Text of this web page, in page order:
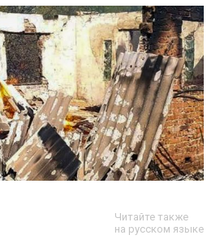
Читайте также
на русском языке